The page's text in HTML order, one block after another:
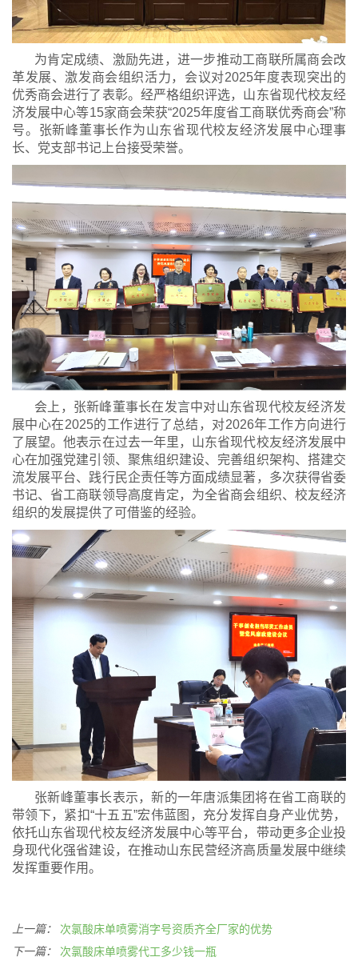
为肯定成绩、激励先进，进一步推动工商联所属商会改
革发展、激发商会组织活力，会议对2025年度表现突出的
优秀商会进行了表彰。经严格组织评选，山东省现代校友经
济发展中心等15家商会荣获“2025年度省工商联优秀商会”称
号。张新峰董事长作为山东省现代校友经济发展中心理事
长、党支部书记上台接受荣誉。
会上，张新峰董事长在发言中对山东省现代校友经济发
展中心在2025的工作进行了总结，对2026年工作方向进行
了展望。他表示在过去一年里，山东省现代校友经济发展中
心在加强党建引领、聚焦组织建设、完善组织架构、搭建交
流发展平台、践行民企责任等方面成绩显著，多次获得省委
书记、省工商联领导高度肯定，为全省商会组织、校友经济
组织的发展提供了可借鉴的经验。
张新峰董事长表示，新的一年唐派集团将在省工商联的
带领下，紧扣“十五五”宏伟蓝图，充分发挥自身产业优势，
依托山东省现代校友经济发展中心等平台，带动更多企业投
身现代化强省建设，在推动山东民营经济高质量发展中继续
发挥重要作用。
上一篇： 次氯酸床单喷雾消字号资质齐全厂家的优势
下一篇： 次氯酸床单喷雾代工多少钱一瓶